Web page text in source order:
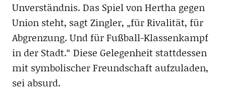
Unverständnis. Das Spiel von Hertha gegen
Union steht, sagt Zingler, „für Rivalität, für
Abgrenzung. Und für Fußball-Klassenkampf
in der Stadt.“ Diese Gelegenheit stattdessen
mit symbolischer Freundschaft aufzuladen,
sei absurd.